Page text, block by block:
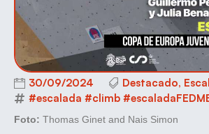
30/09/2024 Destacado,
#escalada #climb
Foto: Thomas Ginet and Nais Simon